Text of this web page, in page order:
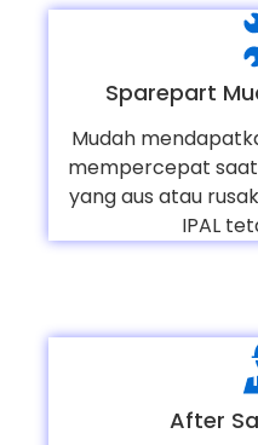
Sparepart
Mudah
mempercepat
yang aus atau
IPAL
After